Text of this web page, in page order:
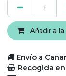
Añadir a
Envío a
Recogida